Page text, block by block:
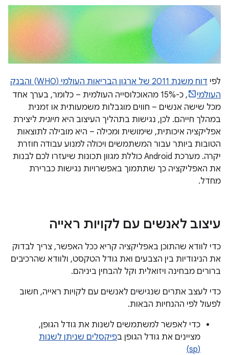
לפי
דוח משנת 2011 של ארגון הבריאות העולמי (WHO) והבנק
העולמי
, כ-15% מהאוכלוסייה העולמית – כלומר, בערך אחד
מכל שישה אנשים – חווים מוגבלות משמעותית או זמנית
במהלך חייהם. לכן, נגישות בתהליך העיצוב היא חיונית ליצירת
אפליקציה איכותית, שימושית ומכילה – היא מובילה לתוצאות
הטובות ביותר עבור המשתמשים ויכולה למנוע עבודה חוזרת
יקרה. מערכת Android כוללת מגוון תכונות שיעזרו לכם לבנות
את האפליקציה כך שתתמוך באפשרויות נגישות כברירת
מחדל.
עיצוב לאנשים עם לקויות ראייה
כדי לוודא שהתוכן באפליקציה קריא ככל האפשר, צריך לבדוק
את הניגודיות בין הצבעים ואת גודל הטקסט, ולוודא שהרכיבים
ברורים מבחינה ויזואלית וקל להבחין ביניהם.
כדי לעצב אתרים שנגישים לאנשים עם לקויות ראייה, חשוב
לפעול לפי ההנחיות הבאות.
כדי לאפשר למשתמשים לשנות את גודל הגופן,
מציינים את גודל הגופן בפיקסלים שניתן לשנות
(sp)